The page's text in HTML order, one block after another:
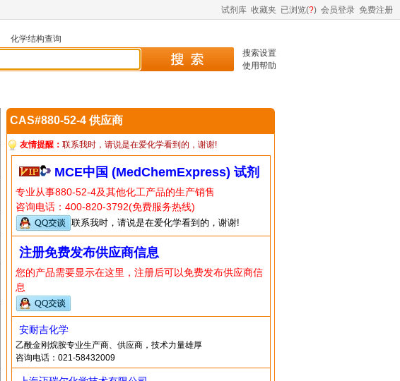
试剂库 收藏夹 已浏览(?) 会员登录 免费注册
化学结构查询
搜索设置
使用帮助
CAS#880-52-4 供应商
友情提醒： 联系我时，请说是在爱化学看到的，谢谢!
MCE中国 (MedChemExpress) 试剂
专业从事880-52-4及其他化工产品的生产销售
咨询电话：400-820-3792(免费服务热线)
联系我时，请说是在爱化学看到的，谢谢!
注册免费发布供应商信息
您的产品需要显示在这里，注册后可以免费发布供应商信
息
安耐吉化学
乙酰金刚烷胺专业生产商、供应商，技术力量雄厚
咨询电话：021-58432009